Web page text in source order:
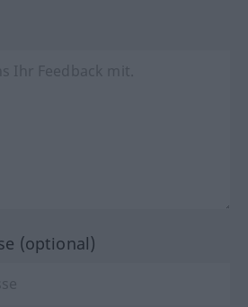
(optional)